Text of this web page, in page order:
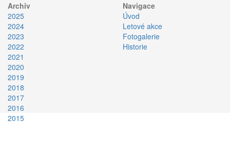
Archiv
2025
2024
2023
2022
2021
2020
2019
2018
2017
2016
2015
Navigace
Úvod
Letové akce
Fotogalerie
Historie